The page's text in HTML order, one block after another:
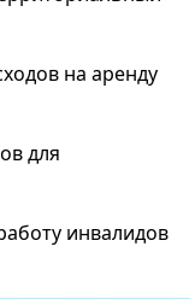
на аренду
для
инвалидов